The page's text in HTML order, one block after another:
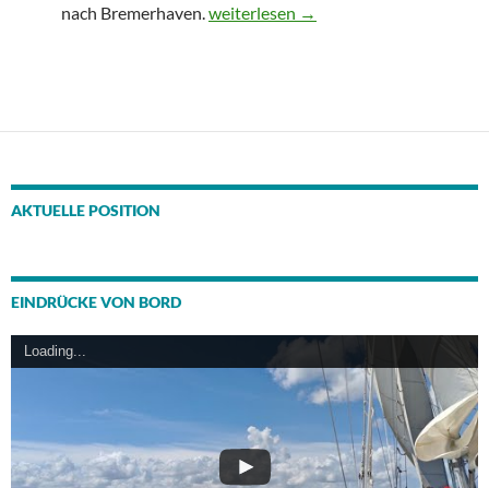
nach Bremerhaven.Wale gucken im Wikingerland –
weiterlesen →
AKTUELLE POSITION
EINDRÜCKE VON BORD
Loading...